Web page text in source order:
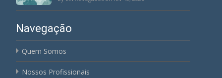
Navegação
Quem Somos
Nossos Profissionais